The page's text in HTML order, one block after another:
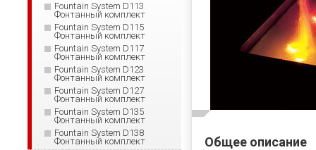
Общее описание
Fountain System D113
Фонтанный комплект
Fountain System D115
Фонтанный комплект
Fountain System D117
Фонтанный комплект
Fountain System D123
Фонтанный комплект
Fountain System D127
Фонтанный комплект
Fountain System D135
Фонтанный комплект
Fountain System D138
Фонтанный комплект